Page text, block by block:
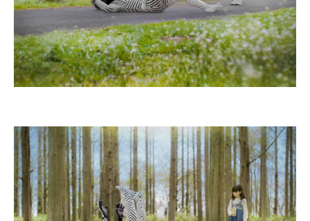
建設×テクノロジーの最前線
ちょっと気になるネットの話題